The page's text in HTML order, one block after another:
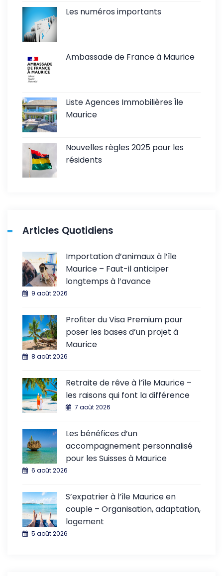
Les numéros importants
Ambassade de France à Maurice
Liste Agences Immobilières Île
Maurice
Nouvelles règles 2025 pour les
résidents
Articles Quotidiens
Importation d’animaux à l’île
Maurice – Faut-il anticiper
longtemps à l’avance
9 août 2026
Profiter du Visa Premium pour
poser les bases d’un projet à
Maurice
8 août 2026
Retraite de rêve à l’île Maurice –
les raisons qui font la différence
7 août 2026
Les bénéfices d’un
accompagnement personnalisé
pour les Suisses à Maurice
6 août 2026
S’expatrier à l’île Maurice en
couple – Organisation, adaptation,
logement
5 août 2026